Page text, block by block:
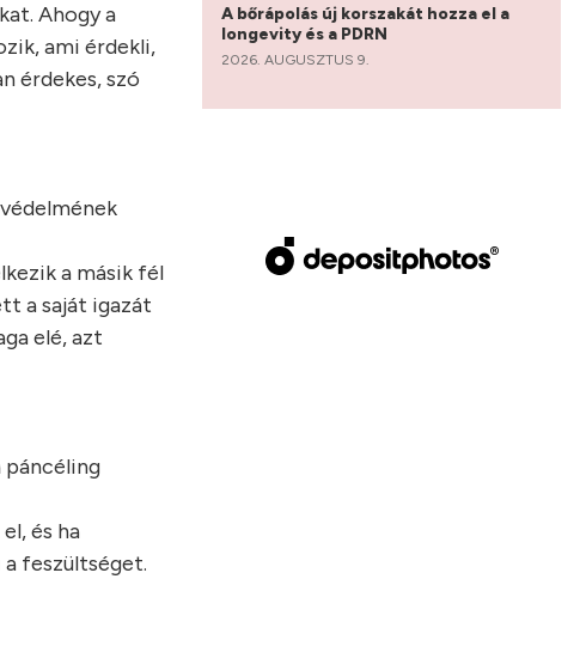
Ahogy a
ami érdekli,
érdekes, szó
a másik fél
a saját igazát
elé, azt
páncéling
és ha
feszültséget.
A bőrápolás új korszakát hozza el a
longevity és a PDRN
2026. AUGUSZTUS 9.